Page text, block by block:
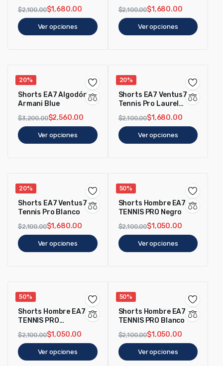
$2,100.00$1,680.00
Ver opciones
$2,100.00$1,680.00
Ver opciones
20%
Shorts EA7 Algodón
Armani Blue
$3,200.00$2,560.00
Ver opciones
20%
Shorts EA7 Ventus7
Tennis Pro Laurel
$2,100.00$1,680.00
Ver opciones
20%
Shorts EA7 Ventus7
Tennis Pro Blanco
$2,100.00$1,680.00
Ver opciones
50%
Shorts Hombre EA7
TENNIS PRO Negro
$2,100.00$1,050.00
Ver opciones
50%
Shorts Hombre EA7
TENNIS PRO
Ponderosa Pine
$2,100.00$1,050.00
Ver opciones
50%
Shorts Hombre EA7
TENNIS PRO Blanco
$2,100.00$1,050.00
Ver opciones